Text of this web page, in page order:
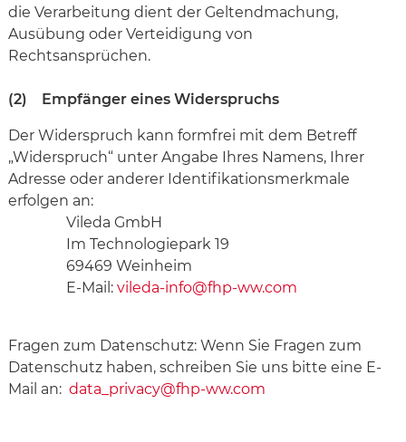
die Verarbeitung dient der Geltendmachung,
Ausübung oder Verteidigung von
Rechtsansprüchen.
(2) Empfänger eines Widerspruchs
Der Widerspruch kann formfrei mit dem Betreff
„Widerspruch“ unter Angabe Ihres Namens, Ihrer
Adresse oder anderer Identifikationsmerkmale
erfolgen an:
Vileda GmbH
Im Technologiepark 19
69469 Weinheim
E-Mail: vileda-info@fhp-ww.com
Fragen zum Datenschutz: Wenn Sie Fragen zum
Datenschutz haben, schreiben Sie uns bitte eine E-
Mail an: data_privacy@fhp-ww.com